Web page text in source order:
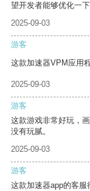
望开发者能够优化一下
2025-09-03
游客
这款加速器VPM应用
2025-09-03
游客
这款游戏非常好玩，
没有玩腻。
2025-09-03
游客
这款加速器app的客